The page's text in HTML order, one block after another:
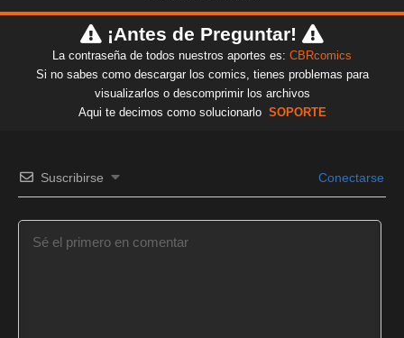
¡Antes de Preguntar!
La contraseña de todos nuestros aportes es: CBRcomics
Si no sabes como descargar los comics, tienes problemas para
visualizarlos o descomprimir los archivos
Aqui te decimos como solucionarlo SOPORTE
Suscribirse Conectarse